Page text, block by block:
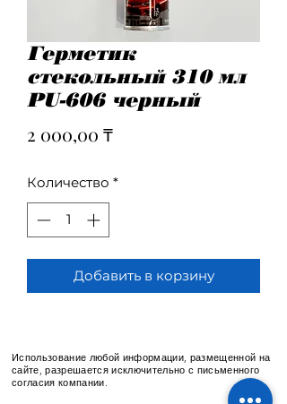
Герметик
стекольный 310 мл
PU-606 черный
2 000,00 ₸Цена
Количество *
Добавить в корзину
Использование любой информации, размещенной на
сайте, разрешается исключительно с письменного
согласия компании.